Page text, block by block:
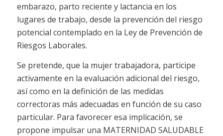
embarazo, parto reciente y lactancia en los
lugares de trabajo, desde la prevención del riesgo
potencial contemplado en la Ley de Prevención de
Riesgos Laborales.
Se pretende, que la mujer trabajadora, participe
activamente en la evaluación adicional del riesgo,
así como en la definición de las medidas
correctoras más adecuadas en función de su caso
particular. Para favorecer esa implicación, se
propone impulsar una MATERNIDAD SALUDABLE